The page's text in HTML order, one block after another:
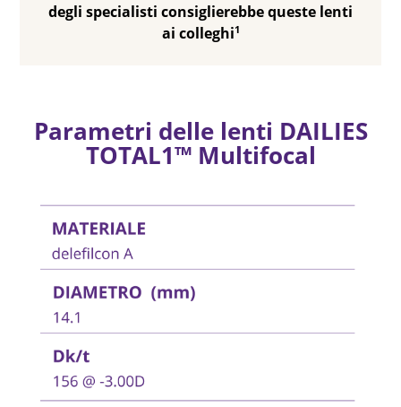
degli specialisti consiglierebbe queste lenti
ai colleghi1
Parametri delle lenti DAILIES
TOTAL1™ Multifocal